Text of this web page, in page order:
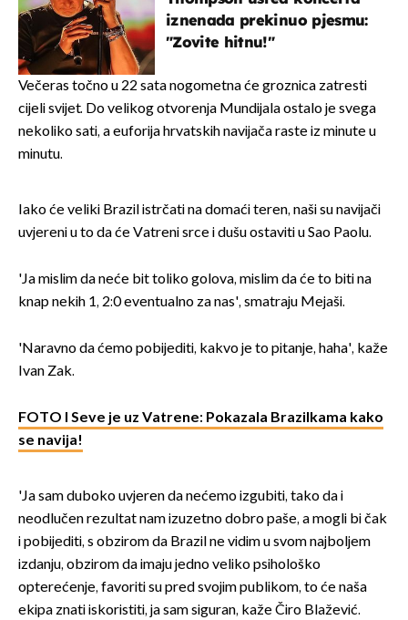
iznenada prekinuo pjesmu:
"Zovite hitnu!"
Večeras točno u 22 sata nogometna će groznica zatresti
cijeli svijet. Do velikog otvorenja Mundijala ostalo je svega
nekoliko sati, a euforija hrvatskih navijača raste iz minute u
minutu.
Iako će veliki Brazil istrčati na domaći teren, naši su navijači
uvjereni u to da će Vatreni srce i dušu ostaviti u Sao Paolu.
'Ja mislim da neće bit toliko golova, mislim da će to biti na
knap nekih 1, 2:0 eventualno za nas', smatraju Mejaši.
'Naravno da ćemo pobijediti, kakvo je to pitanje, haha', kaže
Ivan Zak.
FOTO I Seve je uz Vatrene: Pokazala Brazilkama kako
se navija!
'Ja sam duboko uvjeren da nećemo izgubiti, tako da i
neodlučen rezultat nam izuzetno dobro paše, a mogli bi čak
i pobijediti, s obzirom da Brazil ne vidim u svom najboljem
izdanju, obzirom da imaju jedno veliko psihološko
opterećenje, favoriti su pred svojim publikom, to će naša
ekipa znati iskoristiti, ja sam siguran, kaže Čiro Blažević.